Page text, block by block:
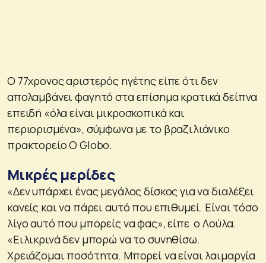
Ο 77χρονος αριστερός ηγέτης είπε ότι δεν
απολαμβάνει φαγητό στα επίσημα κρατικά δείπνα
επειδή «όλα είναι μικροσκοπικά και
περιορισμένα», σύμφωνα με το βραζιλιάνικο
πρακτορείο O Globo.
Μικρές μερίδες
«Δεν υπάρχει ένας μεγάλος δίσκος για να διαλέξει
κανείς και να πάρει αυτό που επιθυμεί. Είναι τόσο
λίγο αυτό που μπορείς να φας», είπε ο Λούλα.
«Ειλικρινά δεν μπορώ να το συνηθίσω.
Χρειάζομαι ποσότητα. Μπορεί να είναι λαιμαργία